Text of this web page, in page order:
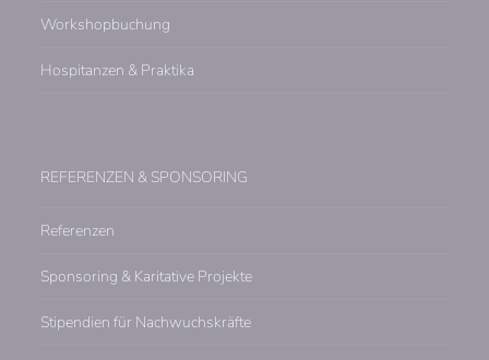
Workshopbuchung
Hospitanzen & Praktika
REFERENZEN & SPONSORING
Referenzen
Sponsoring & Karitative Projekte
Stipendien für Nachwuchskräfte